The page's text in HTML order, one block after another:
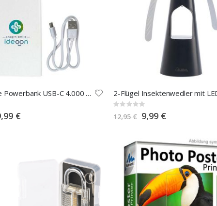
Kompakte Powerbank USB-C 4.000 mAh
€
Rating:
0%
12,95 € Special
Price
9,99 €